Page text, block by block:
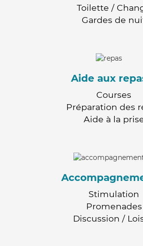
Toilette /
Gardes de
Aide aux
Courses
Préparation des
Aide à la
Stimulation
Promenades
Discussion /